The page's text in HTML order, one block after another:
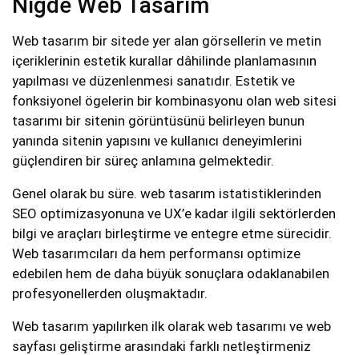
Web tasarım bir sitede yer alan görsellerin ve metin
içeriklerinin estetik kurallar dâhilinde planlamasının
yapılması ve düzenlenmesi sanatıdır. Estetik ve
fonksiyonel ögelerin bir kombinasyonu olan web sitesi
tasarımı bir sitenin görüntüsünü belirleyen bunun
yanında sitenin yapısını ve kullanıcı deneyimlerini
güçlendiren bir süreç anlamına gelmektedir.
Genel olarak bu süre. web tasarım istatistiklerinden
SEO optimizasyonuna ve UX’e kadar ilgili sektörlerden
bilgi ve araçları birleştirme ve entegre etme sürecidir.
Web tasarımcıları da hem performansı optimize
edebilen hem de daha büyük sonuçlara odaklanabilen
profesyonellerden oluşmaktadır.
Web tasarım yapılırken ilk olarak web tasarımı ve web
sayfası geliştirme arasındaki farklı netleştirmeniz